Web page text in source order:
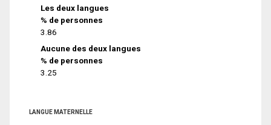
Les deux langues
% de personnes
3.86
Aucune des deux langues
% de personnes
3.25
LANGUE MATERNELLE